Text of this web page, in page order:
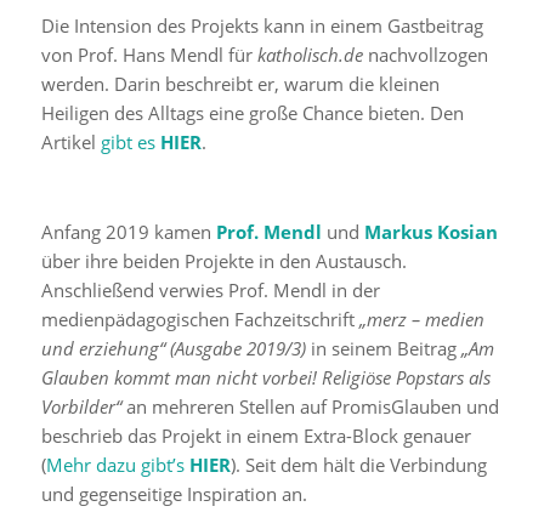
Die Intension des Projekts kann in einem Gastbeitrag
von Prof. Hans Mendl für katholisch.denachvollzogen
werden. Darin beschreibt er, warum die kleinen
Heiligen des Alltags eine große Chance bieten. Den
Artikel gibt es HIER.
Anfang 2019 kamen Prof. Mendl und Markus Kosian
über ihre beiden Projekte in den Austausch.
Anschließend verwies Prof. Mendl in der
medienpädagogischen Fachzeitschrift„merz – medien
und erziehung“ (Ausgabe 2019/3)in seinem Beitrag „Am
Glauben kommt man nicht vorbei! Religiöse Popstars als
Vorbilder“an mehreren Stellen auf PromisGlauben und
beschrieb das Projekt in einem Extra-Block genauer
(Mehr dazu gibt’s HIER). Seit dem hält die Verbindung
und gegenseitige Inspiration an.